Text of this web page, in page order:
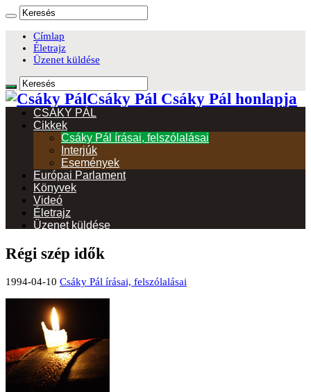
Címlap
Életrajz
Üzenet küldése
Csáky Pál Csáky Pál honlapja
CSÁKY PÁL
Cikkek
Csáky Pál írásai, felszólalásai
Interjúk
Események
Európai Parlament
Könyvek
Videó
Életrajz
Üzenet küldése
Régi szép idők
1994-04-10 Csáky Pál írásai, felszólalásai